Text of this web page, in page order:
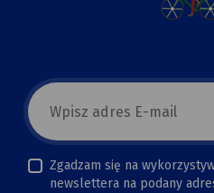
E-
mail
newsletter
Zgadzam się na
newslettera na podany